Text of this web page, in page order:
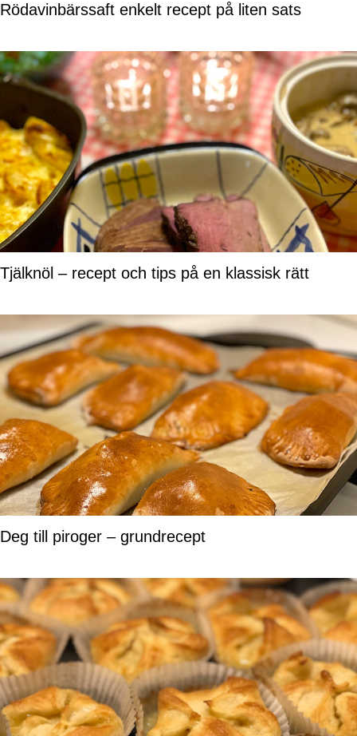
Rödavinbärssaft enkelt recept på liten sats
Tjälknöl – recept och tips på en klassisk rätt
Deg till piroger – grundrecept